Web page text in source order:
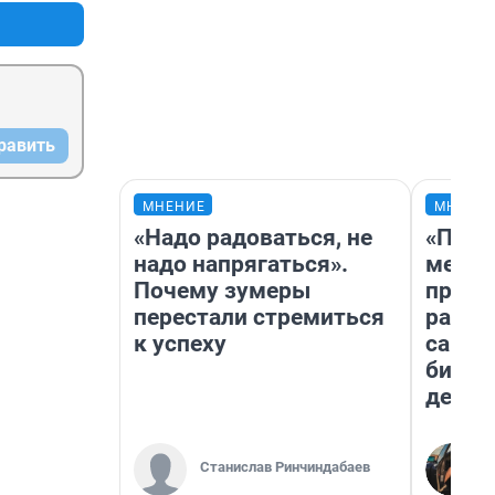
МНЕНИЕ
«Надо радоваться, не
надо напрягаться».
Почему зумеры
перестали стремиться
к успеху
Станислав Ринчиндабаев